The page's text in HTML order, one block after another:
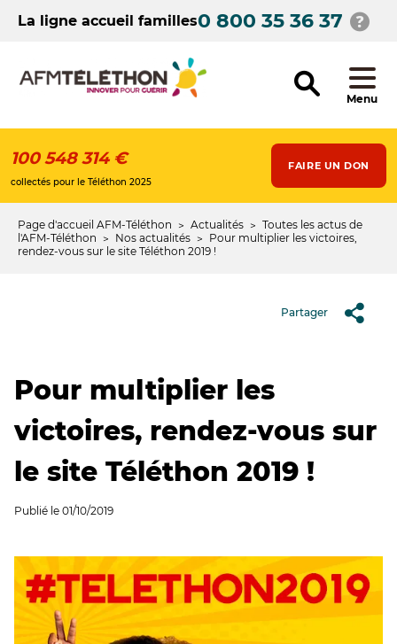
contenuLa ligne accueil familles0 800 35 36 37
Menu
100 548 314 €
collectés pour le Téléthon 2025
FAIRE UN DON
Fil
d'Ariane
Page d'accueil AFM-Téléthon Actualités
Toutes les actus de
l'AFM-Téléthon
Nos actualités
Pour multiplier les victoires,
rendez-vous sur le site Téléthon 2019 !
Partager
Pour multiplier les
victoires, rendez-vous sur
le site Téléthon 2019 !
Publié le 01/10/2019